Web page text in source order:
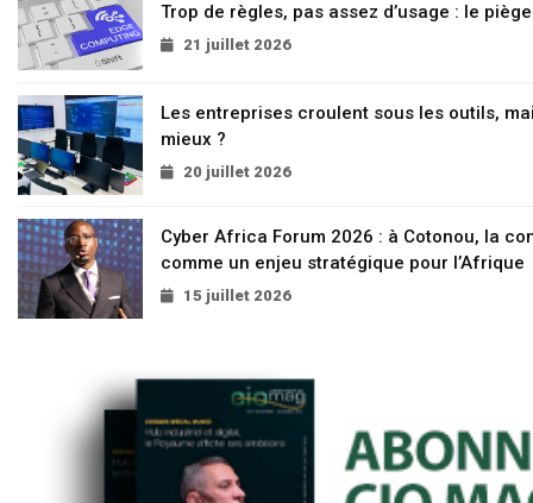
Trop de règles, pas assez d’usage : le
21 juillet 2026
Les entreprises croulent sous les outils,
mieux ?
20 juillet 2026
Cyber Africa Forum 2026 : à Cotonou, la
comme un enjeu stratégique pour l’Afrique
15 juillet 2026